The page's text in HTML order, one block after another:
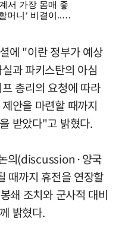
에 "이란 정부가 예상
과 파키스탄의 아심
총리의 요청에 따라
안을 마련할 때까지
받았다"고 밝혔다.
의(discussion·양국
때까지 휴전을 연장할
쇄 조치와 군사적 대비
밝혔다.